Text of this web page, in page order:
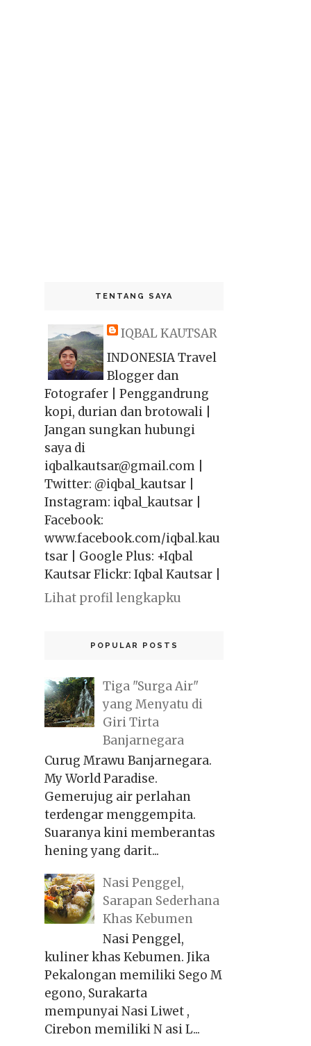
TENTANG SAYA
IQBAL KAUTSAR
INDONESIA Travel
Blogger dan
Fotografer | Penggandrung
kopi, durian dan brotowali |
Jangan sungkan hubungi
saya di
iqbalkautsar@gmail.com |
Twitter: @iqbal_kautsar |
Instagram: iqbal_kautsar |
Facebook:
www.facebook.com/iqbal.kau
tsar | Google Plus: +Iqbal
Kautsar Flickr: Iqbal Kautsar |
Lihat profil lengkapku
POPULAR POSTS
Tiga "Surga Air"
yang Menyatu di
Giri Tirta
Banjarnegara
Curug Mrawu Banjarnegara.
My World Paradise.
Gemerujug air perlahan
terdengar menggempita.
Suaranya kini memberantas
hening yang darit...
Nasi Penggel,
Sarapan Sederhana
Khas Kebumen
Nasi Penggel,
kuliner khas Kebumen. Jika
Pekalongan memiliki Sego M
egono, Surakarta
mempunyai Nasi Liwet ,
Cirebon memiliki N asi L...